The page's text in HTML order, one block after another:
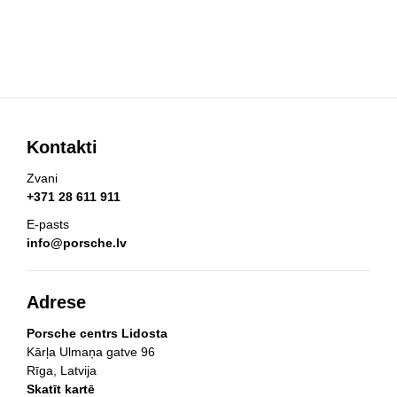
Kontakti
Zvani
+371 28 611 911
E-pasts
info@porsche.lv
Adrese
Porsche centrs Lidosta
Kārļa Ulmaņa gatve 96
Rīga, Latvija
Skatīt kartē